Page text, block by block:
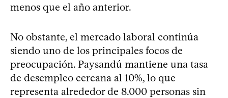
menos que el año anterior.
No obstante, el mercado laboral continúa
siendo uno de los principales focos de
preocupación. Paysandú mantiene una tasa
de desempleo cercana al 10%, lo que
representa alrededor de 8.000 personas sin